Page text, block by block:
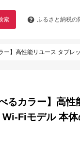
索 ふるさと納税の
リユース タブレット Apple iPad
るカラー】高
Fiモデル 本